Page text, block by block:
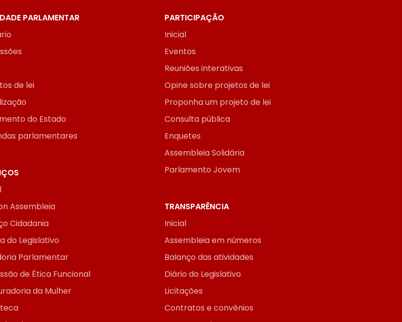
PARLAMENTAR
de lei
do Estado
parlamentares
PARTICIPAÇÃO
Inicial
Eventos
Reuniões interativas
Opine sobre projetos de lei
Proponha um projeto de lei
Consulta pública
Enquetes
Assembleia Solidária
Parlamento Jovem
Assembleia
Cidadania
do Legislativo
Parlamentar
de Ética Funcional
da Mulher
TRANSPARÊNCIA
Inicial
Assembleia em números
Balanço das atividades
Diário do Legislativo
Licitações
Contratos e convênios